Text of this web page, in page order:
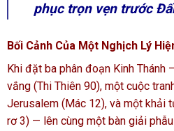
phục trọn vẹn trước
Bối Cảnh Của Một Nghịch Lý
Khi đặt ba phân đoạn Kinh
vắng (Thi Thiên 90), một cuộc
Jerusalem (Mác 12), và một khải
rơ 3) — lên cùng một bàn giải